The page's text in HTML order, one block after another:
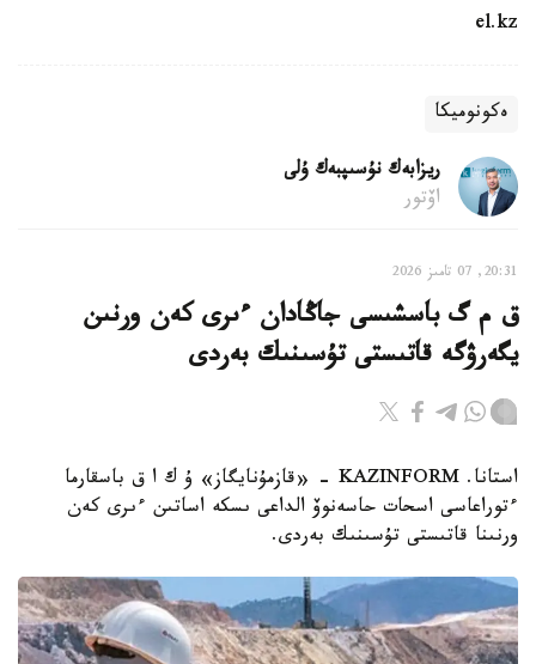
el.kz
ەكونوميكا
ريزابەك نۇسىپبەك ۇلى
اۆتور
20:31, 07 تامىز 2026
ق م گ باسشىسى جاڭادان ءىرى كەن ورنىن
يگەرۋگە قاتىستى تۇسىنىك بەردى
استانا. KAZINFORM - «قازمۇنايگاز» ۇ ك ا ق باسقارما
ءتوراعاسى اسحات حاسەنوۆ الداعى ىسكە اساتىن ءىرى كەن
ورنىنا قاتىستى تۇسىنىك بەردى.